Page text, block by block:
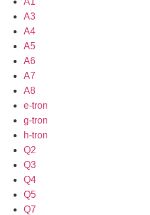
A3
A4
A5
A6
A7
A8
e-tron
g-tron
h-tron
Q2
Q3
Q4
Q5
Q7